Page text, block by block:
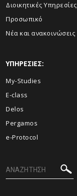
Διοικητικές Υπηρεσίες
Προσωπικό
Νέα και ανακοινώσεις
ΥΠΗΡΕΣΙΕΣ:
My-Studies
E-class
Delos
Pergamos
e-Protocol